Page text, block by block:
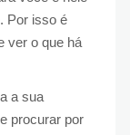
Por isso é
ver o que há
a sua
procurar por